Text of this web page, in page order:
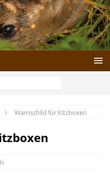
Warnschild für Kitzboxen